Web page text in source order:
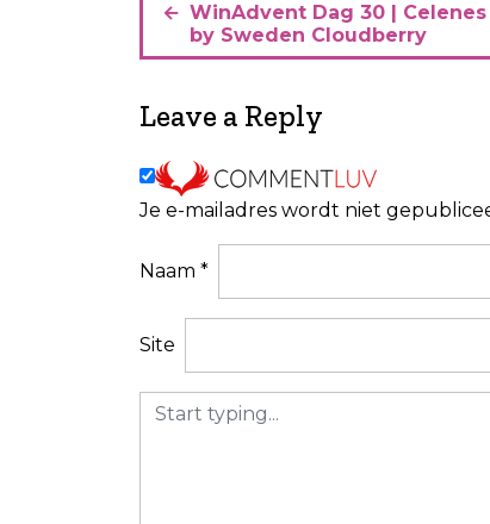
i
h
t
n
v
i
g
WinAdvent Dag 30 | Celenes
by Sweden Cloudberry
Leave a Reply
Je e-mailadres wordt niet
Naam *
Site